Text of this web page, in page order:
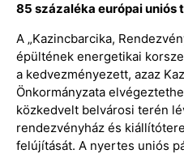
85 százaléka európai uniós
A „Kazincbarcika,
épültének energetikai
a kedvezményezett, azaz
Önkormányzata
közkedvelt belvárosi terén
rendezvényház és
felújítását. A nyertes uniós